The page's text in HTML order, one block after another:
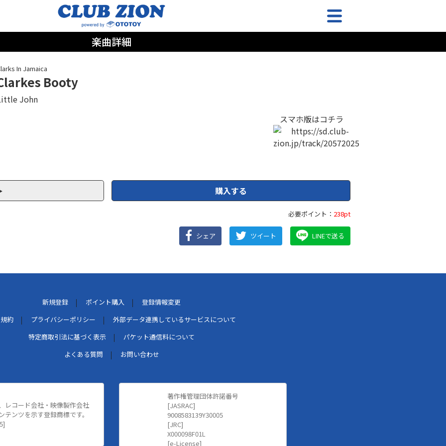
楽曲詳細
In Jamaica
Booty
John
スマホ版はコチラ
購入する
必要ポイント： 238pt
シェア ツイート LINEで送る
新規登録 ポイント購入
登録情報変更
約
プライバシーポリシー
外部データ連携しているサービスについて
特定商取引法に基づく表示
パケット通信料について
よくある質問
お問い合わせ
レコード会社・映像製作会社
テンツを示す登録商標です。
著作権管理団体許諾番号
[JASRAC]
9008583139Y30005
[JRC]
X000098F01L
[e-License]